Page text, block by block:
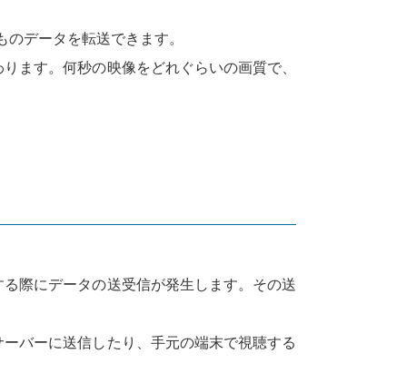
データを転送できます。
ます。何秒の映像をどれぐらいの画質で、
際にデータの送受信が発生します。その送
バーに送信したり、手元の端末で視聴する